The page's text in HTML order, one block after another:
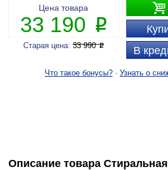

В
Цена товара
33 190 P
Старая цена:33 990P
Что такое бонусы? · Узнать о
Описание товара